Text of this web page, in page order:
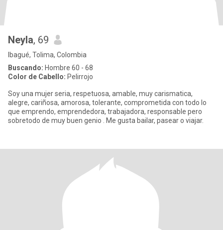
Neyla, 69
Ibagué, Tolima, Colombia
Buscando: Hombre 60 - 68
Color de Cabello: Pelirrojo
Soy una mujer seria, respetuosa, amable, muy carismatica,
alegre, cariñosa, amorosa, tolerante, comprometida con todo lo
que emprendo, emprendedora, trabajadora, responsable pero
sobretodo de muy buen genio . Me gusta bailar, pasear o viajar.